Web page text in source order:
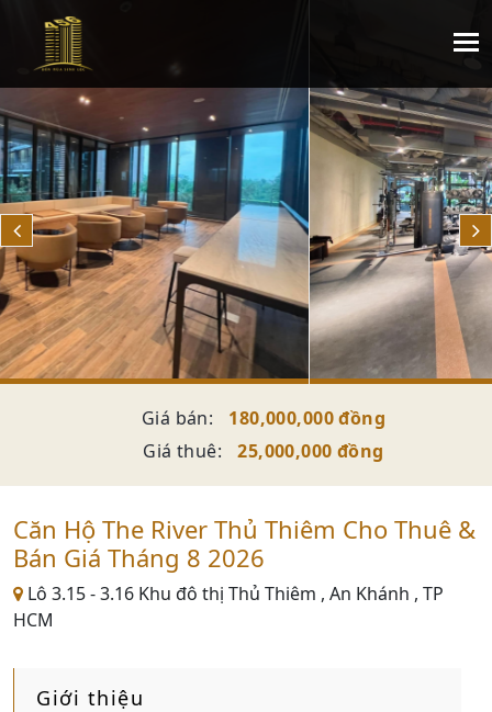
Giá bán:
180,000,000 đồng
Giá thuê:
25,000,000 đồng
Căn Hộ The River Thủ Thiêm Cho Thuê &
Bán Giá Tháng 8 2026
Lô 3.15 - 3.16 Khu đô thị Thủ Thiêm , An Khánh , TP
HCM
Giới thiệu